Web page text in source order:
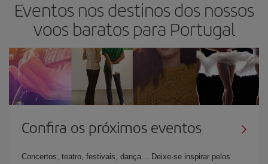
Eventos nos destinos dos nossos
voos baratos para Portugal
Confira os próximos eventos
Concertos, teatro, festivais, dança… Deixe-se inspirar pelos